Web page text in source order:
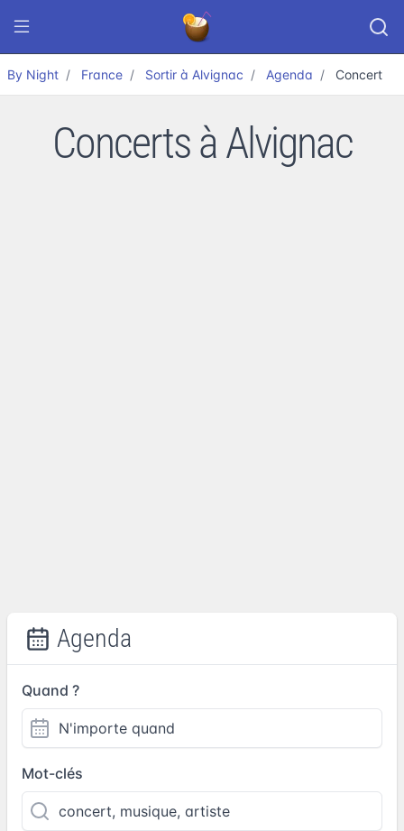
By Night France Sortir à Alvignac Agenda Concert
Concerts à Alvignac
Agenda
Quand ?
Mot-clés